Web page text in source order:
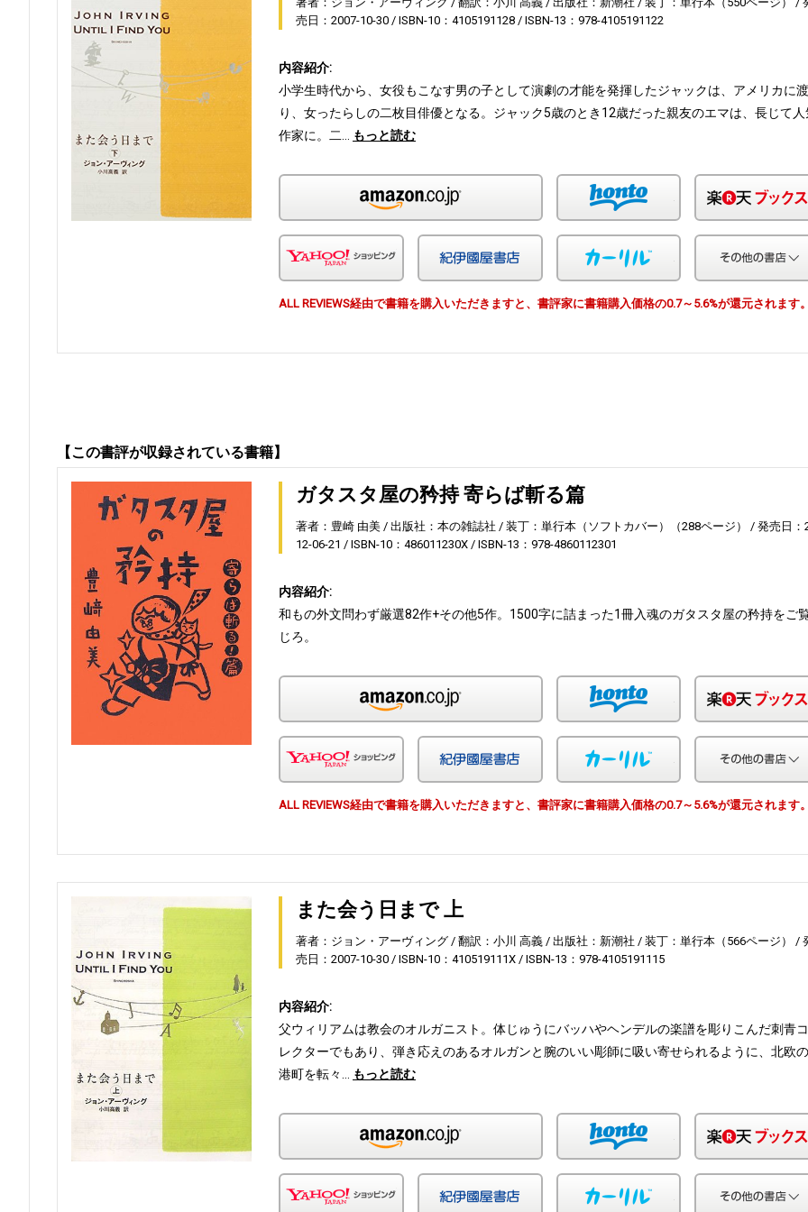
売日：2007-10-30
ISBN-10：4105191128 ISBN-13：978-4105191122
内容紹介:
小学生時代から、女役もこなす男の子として演劇の才能を発揮したジャックは、アメリカに渡
り、女ったらしの二枚目俳優となる。ジャック5歳のとき12歳だった親友のエマは、長じて人
作家に。二…
もっと読む
honto
Yahoo!ショッピング 紀伊国屋 カーリル
ALL REVIEWS経由で書籍を購入いただきますと、書評家に書籍購入価格の0.7～5.6%が還元されます。
【この書評が収録されている書籍】
ガタスタ屋の矜持 寄らば斬る篇
著者：豊崎 由美 出版社：本の雑誌社 装丁：単行本（ソフトカバー）（288ページ）
発売日：
12-06-21
ISBN-10：486011230X ISBN-13：978-4860112301
内容紹介:
和もの外文問わず厳選82作+その他5作。1500字に詰まった1冊入魂のガタスタ屋の矜持をご
じろ。
honto
Yahoo!ショッピング 紀伊国屋 カーリル
ALL REVIEWS経由で書籍を購入いただきますと、書評家に書籍購入価格の0.7～5.6%が還元されます。
また会う日まで 上
著者：ジョン・アーヴィング 翻訳：小川 高義 出版社：新潮社 装丁：単行本（566ページ）
売日：2007-10-30
ISBN-10：410519111X ISBN-13：978-4105191115
内容紹介:
父ウィリアムは教会のオルガニスト。体じゅうにバッハやヘンデルの楽譜を彫りこんだ刺青コ
レクターでもあり、弾き応えのあるオルガンと腕のいい彫師に吸い寄せられるように、北欧の
港町を転々…
もっと読む
honto
Yahoo!ショッピング 紀伊国屋 カーリル